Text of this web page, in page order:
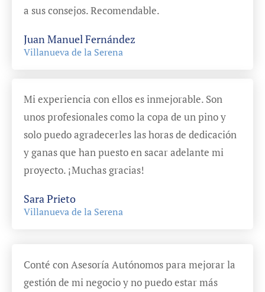
a sus consejos. Recomendable.
Juan Manuel Fernández
Villanueva de la Serena
Mi experiencia con ellos es inmejorable. Son
unos profesionales como la copa de un pino y
solo puedo agradecerles las horas de dedicación
y ganas que han puesto en sacar adelante mi
proyecto. ¡Muchas gracias!
Sara Prieto
Villanueva de la Serena
Conté con Asesoría Autónomos para mejorar la
gestión de mi negocio y no puedo estar más